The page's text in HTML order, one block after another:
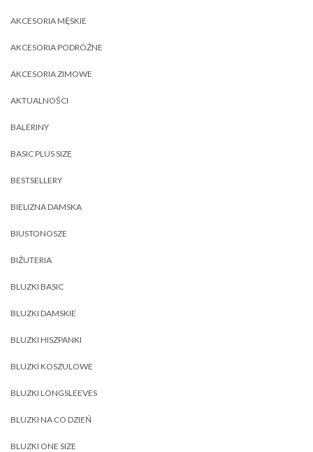
AKCESORIA MĘSKIE
AKCESORIA PODRÓŻNE
AKCESORIA ZIMOWE
AKTUALNOŚCI
BALERINY
BASIC PLUS SIZE
BESTSELLERY
BIELIZNA DAMSKA
BIUSTONOSZE
BIŻUTERIA
BLUZKI BASIC
BLUZKI DAMSKIE
BLUZKI HISZPANKI
BLUZKI KOSZULOWE
BLUZKI LONGSLEEVES
BLUZKI NA CO DZIEŃ
BLUZKI ONE SIZE